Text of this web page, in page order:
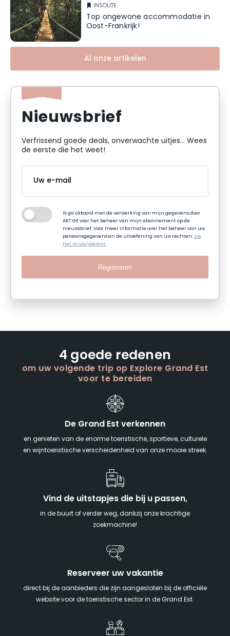
INSOLITE
Top ongewone accommodatie in
Oost-Frankrijk!
Al onze artikelen
Nieuwsbrief
Verfrissend goede deals, onverwachte uitjes... Wees
de eerste die het weet!
Ik ga akkoord met de verwerking van mijn gegevens door
ART GE voor het beheer van mijn abonnement op de
nieuwsbrief. Voor meer informatie over het beheer van uw
persoonsgegevens en de uitoefening van uw rechten:zie
het privacybeleid.
Registreren
4 goede redenen
om uw volgende trip op Explore Grand Est
voor te bereiden
De Grand Est verkennen
en genieten van de enorme toeristische, sportieve, culturele
en wijntoeristische verscheidenheid van onze mooie streek.
Vind de uitstapjes die bij u passen,
in de buurt of verder weg, dankzij onze krachtige
zoekmachine!
Reserveer uw vakantie
direct bij de aanbieders die zijn aangesloten bij de officiële
website voor de toeristische sector in de Grand Est.